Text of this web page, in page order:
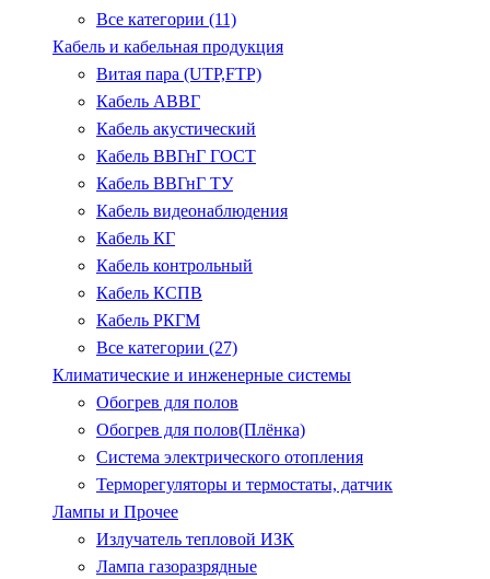
Все категории (11)
Кабель и кабельная продукция
Витая пара (UTP,FTP)
Кабель АВВГ
Кабель акустический
Кабель ВВГнГ ГОСТ
Кабель ВВГнГ ТУ
Кабель видеонаблюдения
Кабель КГ
Кабель контрольный
Кабель КСПВ
Кабель РКГМ
Все категории (27)
Климатические и инженерные системы
Обогрев для полов
Обогрев для полов(Плёнка)
Система электрического отопления
Терморегуляторы и термостаты, датчик
Лампы и Прочее
Излучатель тепловой ИЗК
Лампа газоразрядные